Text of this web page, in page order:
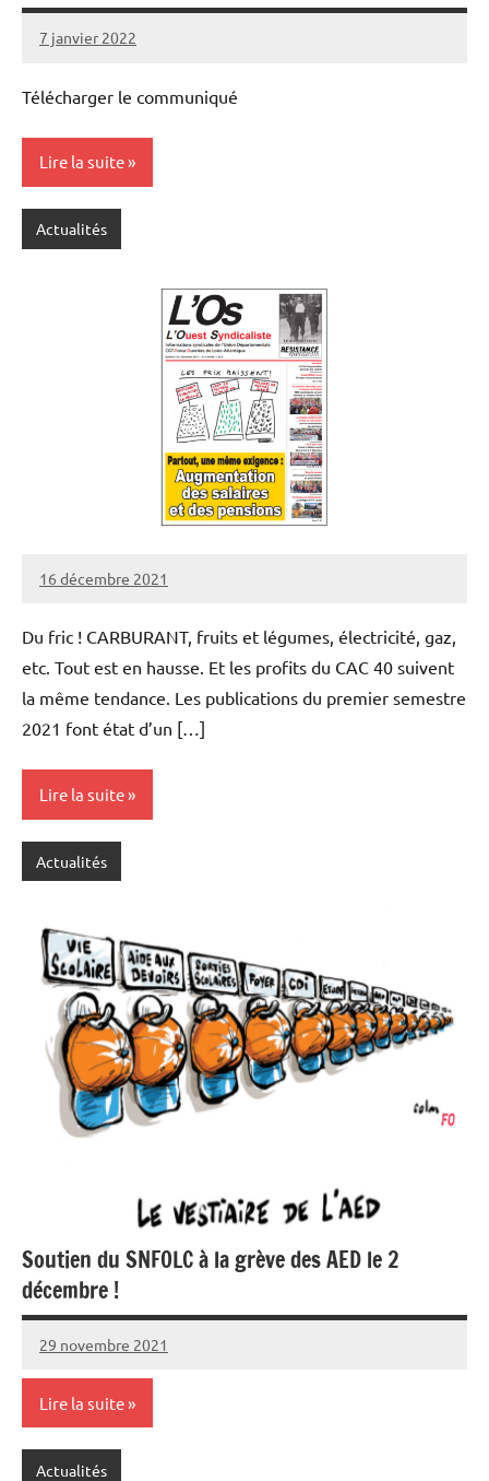
7 janvier 2022
SNFOLC44
Télécharger le communiqué
Lire la suite
Actualités
16 décembre 2021
SNFOLC44
Du fric ! CARBURANT, fruits et légumes, électricité, gaz,
etc. Tout est en hausse. Et les profits du CAC 40 suivent
la même tendance. Les publications du premier semestre
2021 font état d’un […]
Lire la suite
Actualités
Soutien du SNFOLC à la grève des AED le 2
décembre !
29 novembre 2021
SNFOLC44
Lire la suite
Actualités